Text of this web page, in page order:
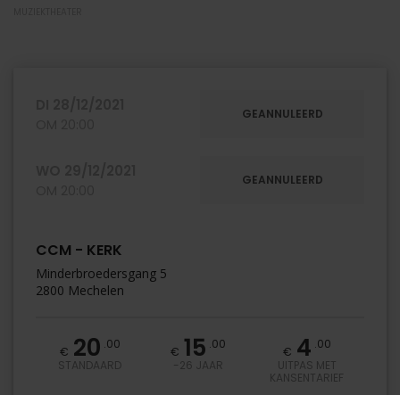
GEANNULEERD
GEANNULEERD
CCM - KERK
Minderbroedersgang 5
2800 Mechelen
€ 20 .00
STANDAARD
€ 15 .00
-26 JAAR
€ 4 .00
UITPAS MET
KANSENTARIEF